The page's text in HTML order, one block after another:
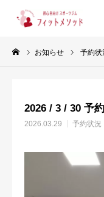
お知らせ 予約状
2026 / 3 / 30 予
2026.03.29 予約状況
当ジムについて